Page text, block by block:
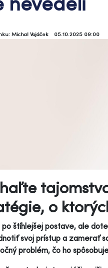
Michal Vojáček 05.10.2025 09:00
o
štíhlejšej postave, ale
svoj prístup a zamerať
problém, čo ho